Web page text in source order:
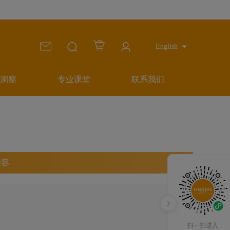
English
察 专业课堂 联系我们
扫一扫进入